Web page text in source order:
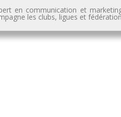
en communication et
les clubs, ligues et